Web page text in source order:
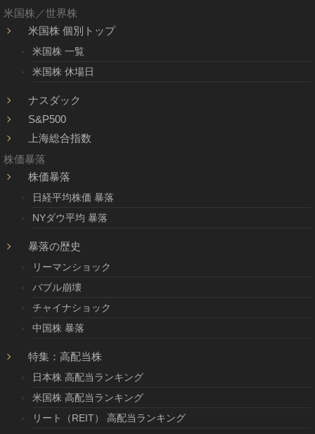
米国株／世界株
米国株 個別トップ
米国株 一覧
米国株 休場日
ナスダック
S&P500
上海総合指数
株価暴落
株価暴落
日経平均株価 暴落
NYダウ平均 暴落
暴落の歴史
リーマンショック
バブル崩壊
チャイナショック
中国株 暴落
特集：高配当株
日本株 高配当ランキング
米国株 高配当ランキング
リート（REIT） 高配当ランキング